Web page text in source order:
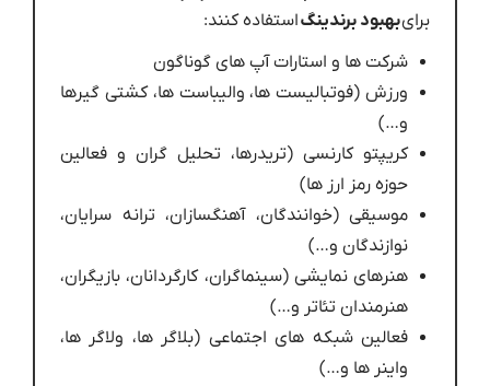
برایبهبود برندینگاستفاده کنند:
شرکت ها و استارات آپ های گوناگون
ورزش (فوتبالیست ها، والیباست ها، کشتی گیرها
و…)
کریپتو کارنسی (تریدرها، تحلیل گران و فعالین
حوزه رمز ارز ها)
موسیقی (خوانندگان، آهنگسازان، ترانه سرایان،
نوازندگان و…)
هنرهای نمایشی (سینماگران، کارگردانان، بازیگران،
هنرمندان تئاتر و…)
فعالین شبکه های اجتماعی (بلاگر ها، ولاگر ها،
واینر ها و…)